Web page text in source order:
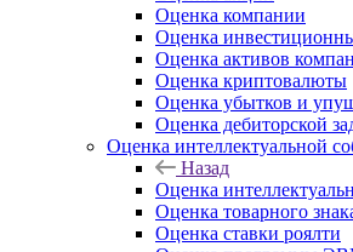
Оценка компании
Оценка
Оценка активов
Оценка криптовалюты
Оценка убытков и
Оценка дебиторской
Оценка интеллектуальной
Назад
Оценка
Оценка товарного
Оценка ставки роялти